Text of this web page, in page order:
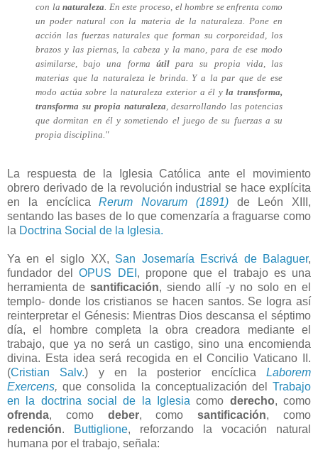
con lanaturaleza. En este proceso, el hombre se enfrenta como
un poder natural con la materia de la naturaleza. Pone en
acción las fuerzas naturales que forman su corporeidad, los
brazos y las piernas, la cabeza y la mano, para de ese modo
asimilarse, bajo una forma útilpara su propia vida, las
materias que la naturaleza le brinda. Y a la par que de ese
modo actúa sobre la naturaleza exterior a él yla transforma,
transforma su propia naturaleza, desarrollando las potencias
que dormitan en él y sometiendo el juego de su fuerzas a su
propia disciplina."
La respuesta de la Iglesia Católica ante el movimiento
obrero derivado de la revolución industrial se hace explícita
en la encíclicaRerum Novarum (1891)
de León XIII,
sentando las bases de lo que comenzaría a fraguarse como
la Doctrina Social de la Iglesia.
Ya en el siglo XX, San Josemaría Escrivá de Balaguer,
fundador delOPUS DEI , propone que el trabajo es una
herramienta de santificación, siendo allí -y no solo en el
templo- donde los cristianos se hacen santos. Se logra así
reinterpretar el Génesis: Mientras Dios descansa el séptimo
día, el hombre completa la obra creadora mediante el
trabajo, que ya no será un castigo, sino una encomienda
divina. Esta idea será recogida en el Concilio Vaticano II.
(Cristian Salv.) y en la posterior encíclicaLaborem
Exercens,que consolida la conceptualización delTrabajo
en la doctrina social de la Iglesia como derecho, como
ofrenda, como deber, comosantificación, como
redención. Buttiglione, reforzando la vocación natural
humana por el trabajo, señala: